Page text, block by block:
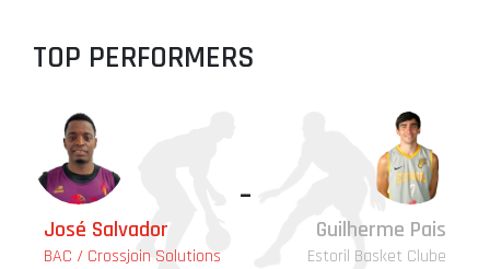
TOP PERFORMERS
José Salvador
BAC / Crossjoin Solutions
-
Guilherme Pais
Estoril Basket Clube